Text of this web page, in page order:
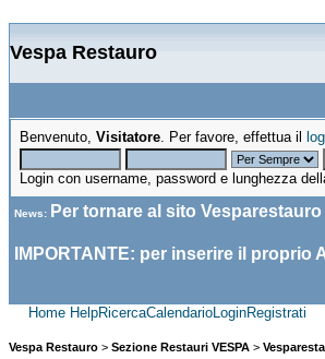
Vespa Restauro
Benvenuto, Visitatore. Per favore, effettua il
Login con username, password e lunghezza
News: Per tornare al sito
IMPORTANTE: per inserire il proprio
Home HelpRicercaCalendarioLoginRegistrati
Vespa Restauro > Sezione Restauri VESPA >